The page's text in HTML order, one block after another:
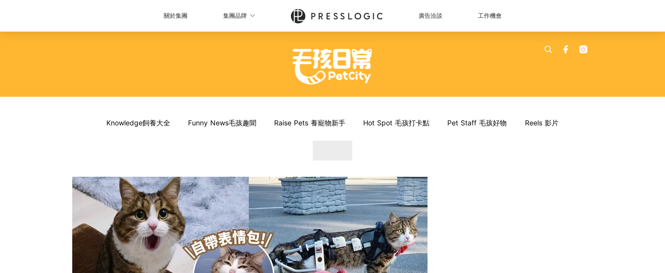
關於集團 集團品牌 廣告洽談 工作機會
Knowledge飼養大全 Funny News毛孩趣聞 Raise Pets 養寵物新手 Hot Spot 毛孩打卡點 Pet Staff 毛孩好物 Reels 影片